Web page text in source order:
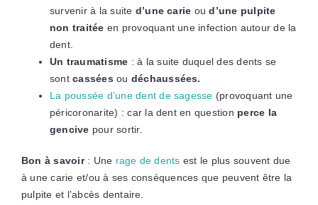
survenir à la suite d’une carie oud’une pulpite
non traitée en provoquant une infection autour de la
dent.
Un traumatisme : à la suite duquel des dents se
sontcassées ou déchaussées.
La poussée d’une dent de sagesse (provoquant une
péricoronarite) : car la dent en question perce la
gencive pour sortir.
Bon à savoir: Une rage de dents est le plus souvent due
à une carie et/ou à ses conséquences que peuvent être la
pulpite et l’abcès dentaire.